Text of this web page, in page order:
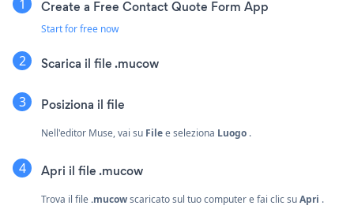
Create a Free Contact Quote Form App
Start for free now
Scarica il file .mucow
Posiziona il file
Nell'editor Muse, vai su Filee seleziona Luogo .
Apri il file .mucow
Trova il file.mucowscaricato sul tuo computer e fai clic suApri .